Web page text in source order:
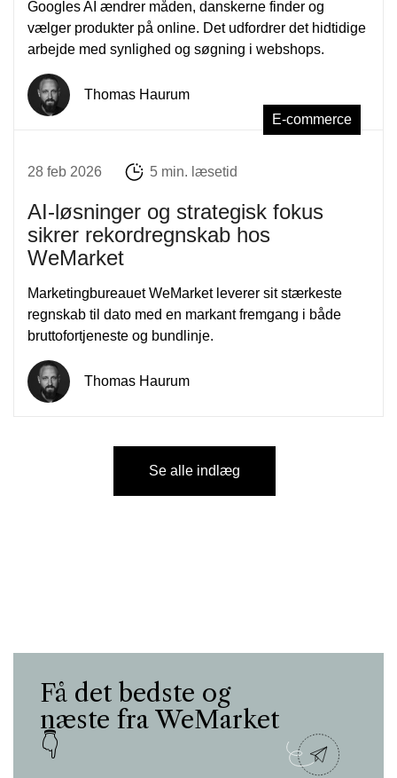
Googles AI ændrer måden, danskerne finder og
vælger produkter på online. Det udfordrer det hidtidige
arbejde med synlighed og søgning i webshops.
Thomas Haurum
E-commerce
28 feb 2026 5 min. læsetid
AI-løsninger og strategisk fokus
sikrer rekordregnskab hos
WeMarket
Marketingbureauet WeMarket leverer sit stærkeste
regnskab til dato med en markant fremgang i både
bruttofortjeneste og bundlinje.
Thomas Haurum
Se alle indlæg
Få det bedste og
næste fra WeMarket
👇